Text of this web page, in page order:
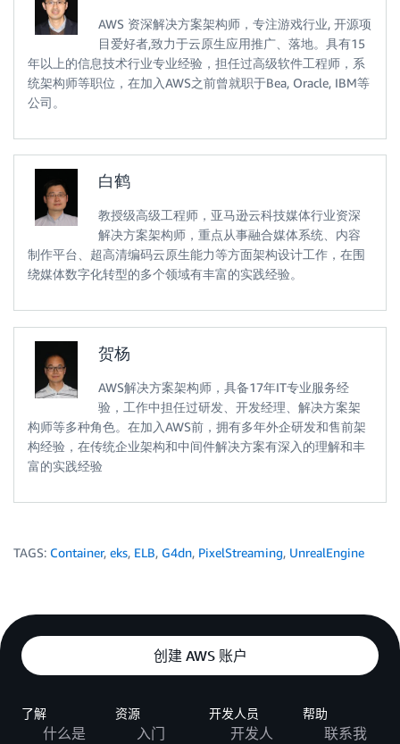
AWS 资深解决方案架构师，专注游戏行业, 开源项
目爱好者,致力于云原生应用推广、落地。具有15
年以上的信息技术行业专业经验，担任过高级软件工程师，系
统架构师等职位，在加入AWS之前曾就职于Bea, Oracle, IBM等
公司。
白鹤
教授级高级工程师，亚马逊云科技媒体行业资深
解决方案架构师，重点从事融合媒体系统、内容
制作平台、超高清编码云原生能力等方面架构设计工作，在围
绕媒体数字化转型的多个领域有丰富的实践经验。
贺杨
AWS解决方案架构师，具备17年IT专业服务经
验，工作中担任过研发、开发经理、解决方案架
构师等多种角色。在加入AWS前，拥有多年外企研发和售前架
构经验，在传统企业架构和中间件解决方案有深入的理解和丰
富的实践经验
TAGS: Container, eks, ELB, G4dn, PixelStreaming, UnrealEngine
创建 AWS 账户
了解
什么是
资源
入门
开发人员
开发人
帮助
联系我